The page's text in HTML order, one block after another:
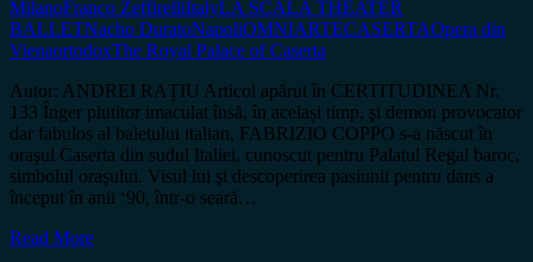
MilanoFranco ZeffirelliItalyLA SCALA THEATER
BALLETNacho DuratoNapoliOMNIARTECASERTAOpera din
VienaortodoxThe Royal Palace of Caserta
Autor: ANDREI RAȚIU Articol apărut în CERTITUDINEA Nr.
133 Înger plutitor imaculat însă, în același timp, şi demon provocator
dar fabulos al baletului italian, FABRIZIO COPPO s-a născut în
oraşul Caserta din sudul Italiei, cunoscut pentru Palatul Regal baroc,
simbolul oraşului. Visul lui şi descoperirea pasiunii pentru dans a
început în anii ‘90, într-o seară…
Read More